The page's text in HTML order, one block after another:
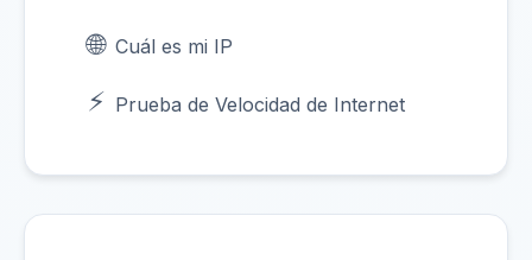
🌐 Cuál es mi IP
⚡ Prueba de Velocidad de Internet